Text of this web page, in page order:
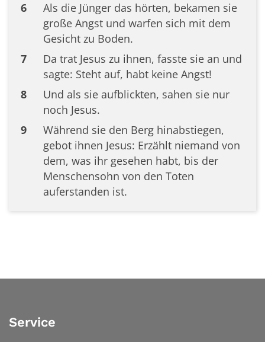
6
Als die Jünger das hörten, bekamen sie
große Angst und warfen sich mit dem
Gesicht zu Boden.
7
Da trat Jesus zu ihnen, fasste sie an und
sagte: Steht auf, habt keine Angst!
8
Und als sie aufblickten, sahen sie nur
noch Jesus.
9
Während sie den Berg hinabstiegen,
gebot ihnen Jesus: Erzählt niemand von
dem, was ihr gesehen habt, bis der
Menschensohn von den Toten
auferstanden ist.
Service